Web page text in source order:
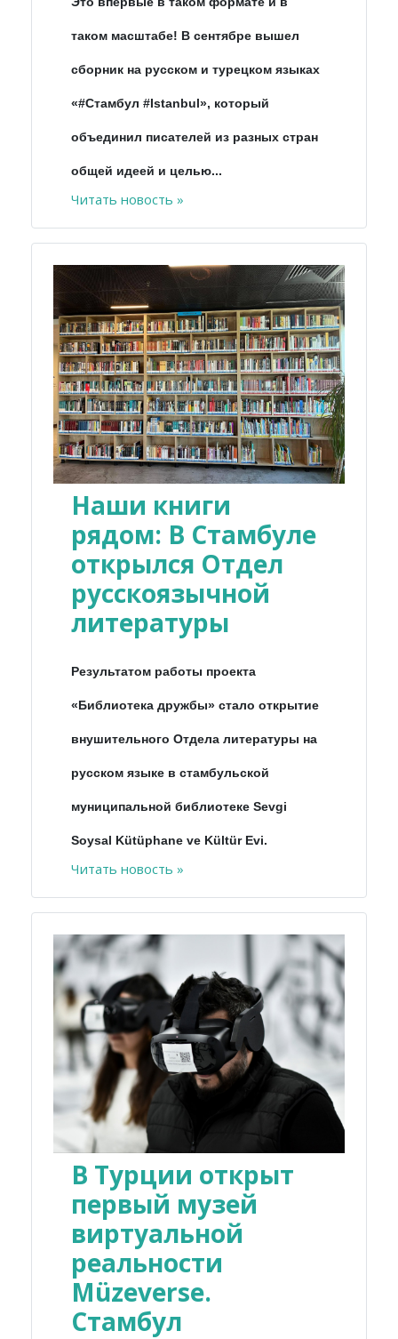
таком масштабе! В сентябре вышел
сборник на русском и турецком языках
«#Стамбул #Istanbul», который
объединил писателей из разных стран
общей идеей и целью...
Читать новость »
Наши книги
рядом: В Стамбуле
открылся Отдел
русскоязычной
литературы
Результатом работы проекта
«Библиотека дружбы» стало открытие
внушительного Отдела литературы на
русском языке в стамбульской
муниципальной библиотеке Sevgi
Soysal Kütüphane ve Kültür Evi.
Читать новость »
В Турции открыт
первый музей
виртуальной
реальности
Müzeverse.
Стамбул